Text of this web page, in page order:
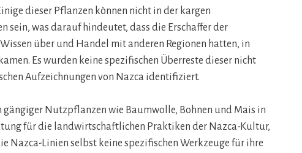
dieser Pflanzen können nicht in der kargen
sein, was darauf hindeutet, dass die Erschaffer der
über und Handel mit anderen Regionen hatten, in
Es wurden keine spezifischen Überreste dieser nicht
Aufzeichnungen von Nazca identifiziert.
gängiger Nutzpflanzen wie Baumwolle, Bohnen und Mais in
für die landwirtschaftlichen Praktiken der Nazca-Kultur,
Nazca-Linien selbst keine spezifischen Werkzeuge für ihre